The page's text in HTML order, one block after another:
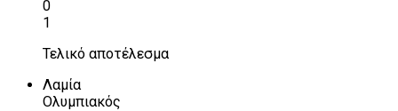
0
1
Τελικό αποτέλεσμα
Λαμία
Ολυμπιακός